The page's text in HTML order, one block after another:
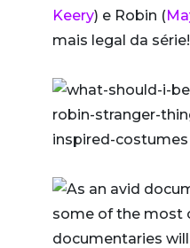
Keery) e Robin (
mais legal da série!